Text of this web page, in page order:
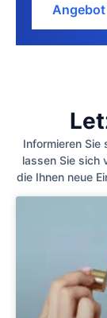
Informieren Sie
lassen Sie sich
die Ihnen neue